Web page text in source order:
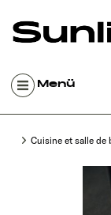
Menü
Cuisine et salle de